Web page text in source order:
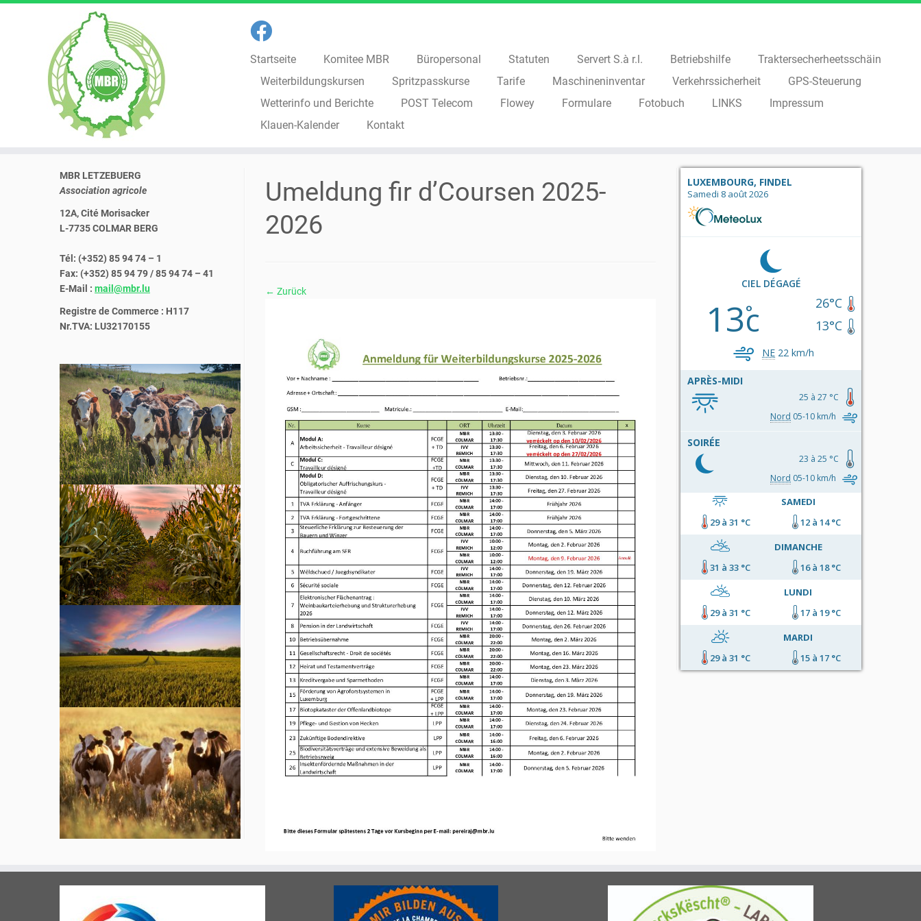
Startseite Komitee MBR Büropersonal Statuten Servert S.à r.l. Betriebshilfe
Traktersecherheetsschäin
Weiterbildungskursen
Spritzpasskurse Tarife Maschineninventar Verkehrssicherheit
GPS-Steuerung
Wetterinfo und Berichte
POST Telecom Flowey Formulare Fotobuch LINKS
Impressum
Klauen-Kalender
Kontakt
MBR LETZEBUERG
Association agricole
12A, Cité Morisacker
L-7735 COLMAR BERG
Tél: (+352) 85 94 74 – 1
Fax: (+352) 85 94 79 / 85 94 74 – 41
E-Mail : mail@mbr.lu
Registre de Commerce : H117
Nr.TVA: LU32170155
Umeldung fir d’Coursen 2025-
2026
← Zurück
LUXEMBOURG, FINDEL
Samedi 8 août 2026
CIEL DÉGAGÉ
26°C
13°C
13c
NE 22 km/h
APRÈS-MIDI
25 à 27 °C
Nord 05-10 km/h
SOIRÉE
23 à 25 °C
Nord 05-10 km/h
SAMEDI
29 à 31 °C
12 à 14 °C
DIMANCHE
31 à 33 °C
16 à 18 °C
LUNDI
29 à 31 °C
17 à 19 °C
MARDI
29 à 31 °C
15 à 17 °C